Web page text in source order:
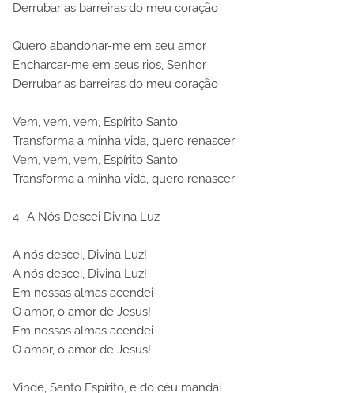
Derrubar as barreiras do meu coração
Quero abandonar-me em seu amor
Encharcar-me em seus rios, Senhor
Derrubar as barreiras do meu coração
Vem, vem, vem, Espírito Santo
Transforma a minha vida, quero renascer
Vem, vem, vem, Espírito Santo
Transforma a minha vida, quero renascer
4- A Nós Descei Divina Luz
A nós descei, Divina Luz!
A nós descei, Divina Luz!
Em nossas almas acendei
O amor, o amor de Jesus!
Em nossas almas acendei
O amor, o amor de Jesus!
Vinde, Santo Espírito, e do céu mandai